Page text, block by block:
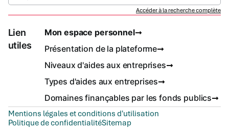
Accéder à la recherche complète
Lien
utiles
Mon espace personnel
Présentation de la plateforme
Niveaux d'aides aux entreprises
Types d'aides aux entreprises
Domaines finançables par les fonds publics
Mentions légales et conditions d'utilisation
Politique de confidentialitéSitemap